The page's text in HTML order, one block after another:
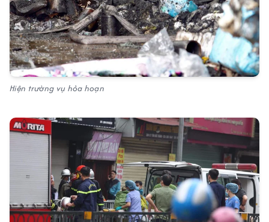
Hiện trường vụ hỏa hoạn